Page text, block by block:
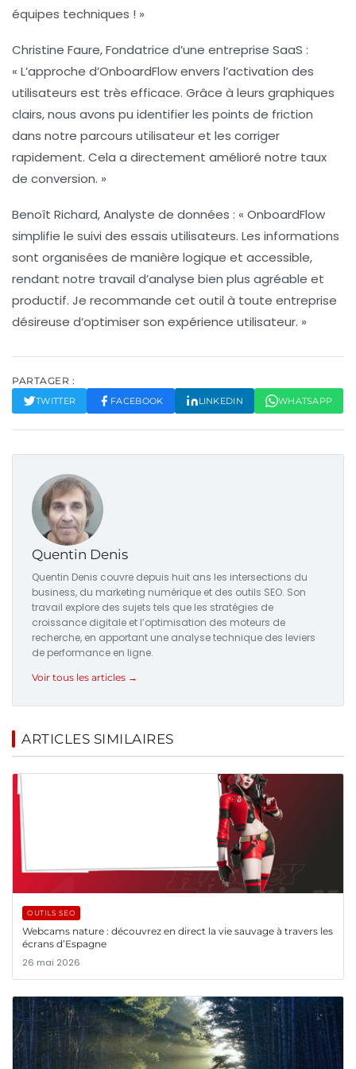
équipes techniques ! »
Christine Faure, Fondatrice d’une entreprise SaaS :
« L’approche d’OnboardFlow envers l’activation des
utilisateurs est très efficace. Grâce à leurs graphiques
clairs, nous avons pu identifier les points de friction
dans notre parcours utilisateur et les corriger
rapidement. Cela a directement amélioré notre taux
de conversion. »
Benoît Richard, Analyste de données : « OnboardFlow
simplifie le suivi des essais utilisateurs. Les informations
sont organisées de manière logique et accessible,
rendant notre travail d’analyse bien plus agréable et
productif. Je recommande cet outil à toute entreprise
désireuse d’optimiser son expérience utilisateur. »
PARTAGER :
TWITTER FACEBOOK LINKEDIN WHATSAPP
Quentin Denis
Quentin Denis couvre depuis huit ans les intersections du
business, du marketing numérique et des outils SEO. Son
travail explore des sujets tels que les stratégies de
croissance digitale et l’optimisation des moteurs de
recherche, en apportant une analyse technique des leviers
de performance en ligne.
Voir tous les articles →
ARTICLES SIMILAIRES
OUTILS SEO
Webcams nature : découvrez en direct la vie sauvage à travers les
écrans d’Espagne
26 mai 2026